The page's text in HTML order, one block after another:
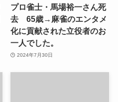
プロ雀士・馬場裕一さん死
去 65歳→麻雀のエンタメ
化に貢献された立役者のお
一人でした。
2024年7月30日